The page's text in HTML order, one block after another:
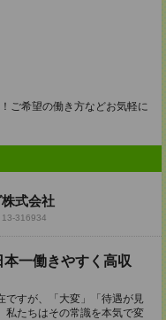
ご希望の働き方などお気軽に
式会社
13-316934
一働きやすく高収
ですが、「大変」「待遇が見
私たちはその常識を本気で変